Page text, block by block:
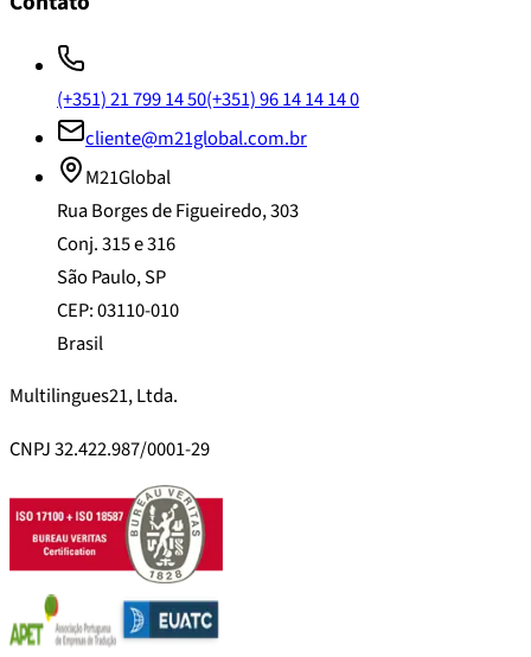
(+351) 21 799 14 50(+351) 96 14 14 14 0
cliente@m21global.com.br
M21Global
Rua Borges de Figueiredo, 303
Conj. 315 e 316
São Paulo, SP
CEP: 03110-010
Brasil
Multilingues21, Ltda.
CNPJ 32.422.987/0001-29